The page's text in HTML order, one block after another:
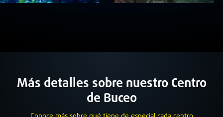
Más detalles sobre nuestro Centro
de Buceo